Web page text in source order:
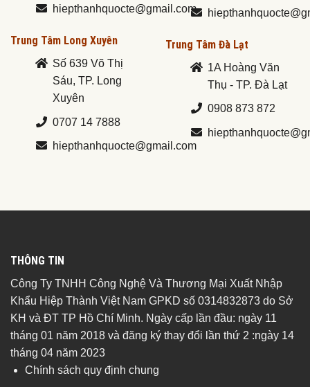
hiepthanhquocte@gmail.com
Trung Tâm Long Xuyên
Số 639 Võ Thị
Sáu, TP. Long
Xuyên
0707 14 7888
hiepthanhquocte@gmail.com
Trung Tâm Đà Lạt
1A Hoàng Văn
Thụ - TP. Đà Lạt
0908 873 872
THÔNG TIN
Công Ty TNHH Công Nghệ Và Thương Mại Xuất Nhập
Khẩu Hiệp Thành Việt Nam GPKD số 0314832873 do Sở
KH và ĐT TP Hồ Chí Minh. Ngày cấp lần đầu: ngày 11
tháng 01 năm 2018 và đăng ký thay đổi lần thứ 2 :ngày 14
tháng 04 năm 2023
Chính sách quy định chung